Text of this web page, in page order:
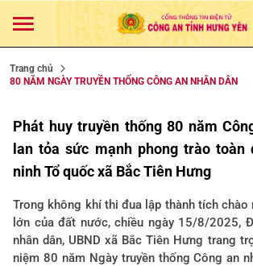
Trang chủ
80 NĂM NGÀY TRUYỀN THỐNG CÔNG AN NHÂN DÂN
Phát huy truyền thống 80 năm
lan tỏa sức mạnh phong trào toàn
ninh Tổ quốc xã Bắc Tiên Hưng
Trong không khí thi đua lập thành tích chào
lớn của đất nước, chiều ngày 15/8/2025,
nhân dân, UBND xã Bắc Tiên Hưng trang
niệm 80 năm Ngày truyền thống Công an